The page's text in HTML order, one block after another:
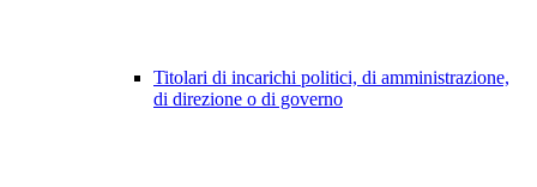
Titolari di incarichi politici, di amministrazione,
di direzione o di governo